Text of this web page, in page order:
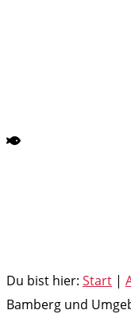
Du bist hier: Start |
Bamberg und